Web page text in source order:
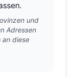
und
Adressen
an diese